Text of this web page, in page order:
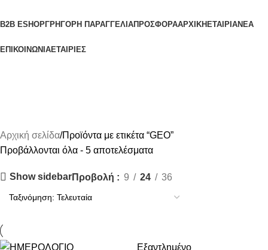
B2B ESHOPΓΡΗΓΟΡΗ ΠΑΡΑΓΓΕΛΙΑΠΡΟΣΦΟΡΑΑΡΧΙΚΗ ΕΤΑΙΡΙΑΝΕΑ
ΕΠΙΚΟΙΝΩΝΙΑΕΤΑΙΡΙΕΣ
Αρχική σελίδα Προϊόντα με ετικέτα “GEO”
Προβάλλονται όλα - 5 αποτελέσματα
Show sidebarΠροβολή 9 24 36
Εξαντλημένο